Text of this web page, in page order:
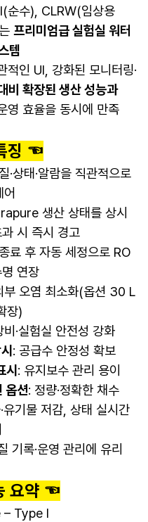
순수), CLRW(임상용
프리미엄급 실험실 워터
템
인 UI, 강화된 모니터링·
비 확장된 생산 성능과
영 효율을 동시에 만족
징 ☜
·상태·알람을 직관적으로
생산 상태를 상시
시 즉시 경고
료 후 자동 세정으로 RO
연장
부 오염 최소화(옵션 30 L
장)
비·실험실 안전성 강화
: 공급수 안정성 확보
시 : 유지보수 관리 용이
션: 정량·정확한 채수
유기물 저감, 상태 실시간
기록·운영 관리에 유리
요약 ☜
Type I